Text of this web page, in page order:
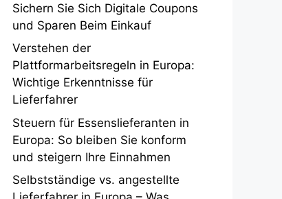
Sichern Sie Sich Digitale Coupons
und Sparen Beim Einkauf
Verstehen der
Plattformarbeitsregeln in Europa:
Wichtige Erkenntnisse für
Lieferfahrer
Steuern für Essenslieferanten in
Europa: So bleiben Sie konform
und steigern Ihre Einnahmen
Selbstständige vs. angestellte